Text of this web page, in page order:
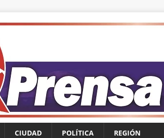
CIUDAD POLÍTICA REGIÓN